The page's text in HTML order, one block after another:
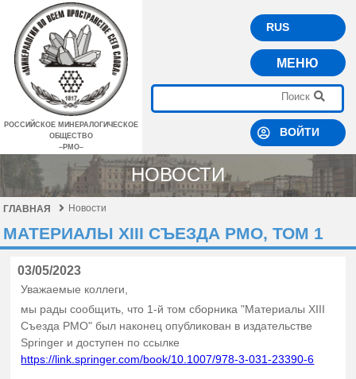
РОССИЙСКОЕ МИНЕРАЛОГИЧЕСКОЕ
ОБЩЕСТВО
–РМО–
RUS
МЕНЮ
ВОЙТИ
НОВОСТИ
ГЛАВНАЯ Новости
МАТЕРИАЛЫ XIII СЪЕЗДА РМО, ТОМ 1
03/05/2023
Уважаемые коллеги,
мы рады сообщить, что 1-й том сборника "Материалы XIII
Съезда РМО" был наконец опубликован в издательстве
Springer и доступен по ссылке
https://link.springer.com/book/10.1007/978-3-031-23390-6